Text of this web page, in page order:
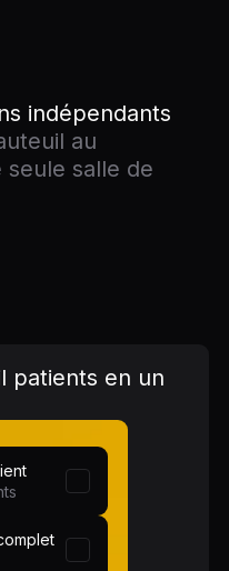
indépendants
au
salle de
patients en un